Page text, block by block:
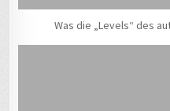
Was die „Levels“ des